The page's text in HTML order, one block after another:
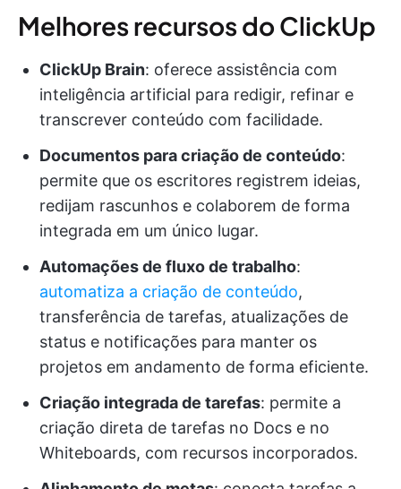
Melhores recursos do ClickUp
ClickUp Brain: oferece assistência com
inteligência artificial para redigir, refinar e
transcrever conteúdo com facilidade.
Documentos para criação de conteúdo:
permite que os escritores registrem ideias,
redijam rascunhos e colaborem de forma
integrada em um único lugar.
Automações de fluxo de trabalho:
automatiza a criação de conteúdo,
transferência de tarefas, atualizações de
status e notificações para manter os
projetos em andamento de forma eficiente.
Criação integrada de tarefas: permite a
criação direta de tarefas no Docs e no
Whiteboards, com recursos incorporados.